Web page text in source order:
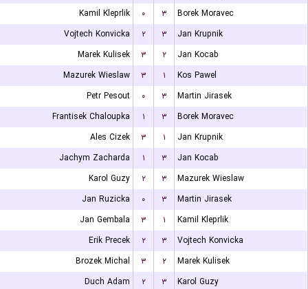
Kamil Kleprlik
۰ ۳
Borek Moravec
Vojtech Konvicka
۲ ۳
Jan Krupnik
Marek Kulisek
۳ ۲
Jan Kocab
Mazurek Wieslaw
۳ ۱
Kos Pawel
Petr Pesout
۰ ۳
Martin Jirasek
Frantisek Chaloupka
۱ ۳
Borek Moravec
Ales Cizek
۳ ۱
Jan Krupnik
Jachym Zacharda
۱ ۳
Jan Kocab
Karol Guzy
۲ ۳
Mazurek Wieslaw
Jan Ruzicka
۰ ۳
Martin Jirasek
Jan Gembala
۳ ۱
Kamil Kleprlik
Erik Precek
۲ ۳
Vojtech Konvicka
Brozek Michal
۳ ۲
Marek Kulisek
Duch Adam
۲ ۳
Karol Guzy